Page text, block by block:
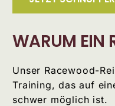
WARUM EIN
Unser Racewood-
Training, das auf
schwer möglich ist.